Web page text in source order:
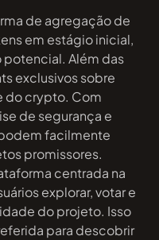
de agregação de
em estágio inicial,
potencial. Além das
exclusivos sobre
do crypto. Com
de segurança e
facilmente
promissores.
centrada na
explorar, votar e
do projeto. Isso
para descobrir